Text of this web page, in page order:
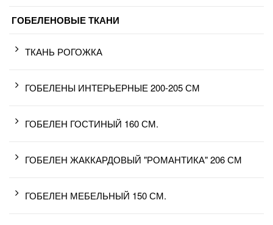
ГОБЕЛЕНОВЫЕ ТКАНИ
ТКАНЬ РОГОЖКА
ГОБЕЛЕНЫ ИНТЕРЬЕРНЫЕ 200-205 СМ
ГОБЕЛЕН ГОСТИНЫЙ 160 СМ.
ГОБЕЛЕН ЖАККАРДОВЫЙ "РОМАНТИКА" 206 СМ
ГОБЕЛЕН МЕБЕЛЬНЫЙ 150 СМ.